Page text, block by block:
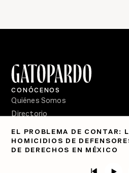
EL PROBLEMA DE CONTAR:
HOMICIDIOS DE
DE DERECHOS EN MÉXICO
CONÓCENOS
Quiénes Somos
Directorio
PÓDCASTS
Semanario Gatopardo